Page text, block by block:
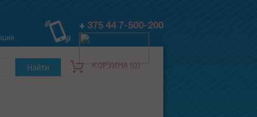
+ 375 44 7-500-200
КОРЗИНА (0)